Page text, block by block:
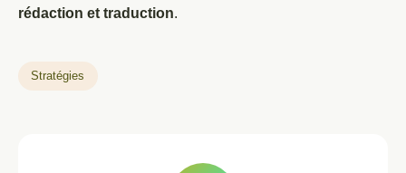
rédaction et traduction.
Stratégies